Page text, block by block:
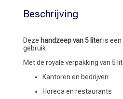
aantal
Beschrijving
Deze handzeep van 5 literis een
gebruik.
Met de royale verpakking van 5
Kantoren en bedrijven
Horeca en restaurants